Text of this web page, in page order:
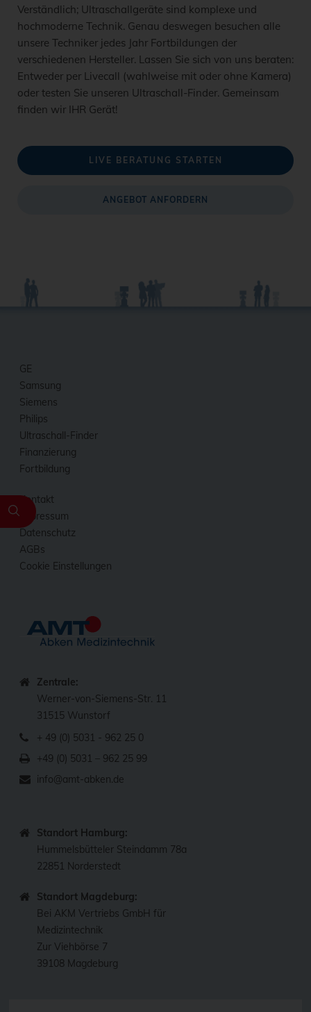
Verständlich; Ultraschallgeräte sind komplexe und
hochmoderne Technik. Genau deswegen besuchen alle
unsere Techniker jedes Jahr Fortbildungen der
verschiedenen Hersteller. Lassen Sie sich von uns beraten:
Entweder per Livecall (wahlweise mit oder ohne Kamera)
oder testen Sie unseren Ultraschall-Finder. Gemeinsam
finden wir IHR Gerät!
LIVE BERATUNG STARTEN
ANGEBOT ANFORDERN
GE
Samsung
Siemens
Philips
Ultraschall-Finder
Finanzierung
Fortbildung
Kontakt
Impressum
Datenschutz
AGBs
Cookie Einstellungen
Zentrale:
Werner-von-Siemens-Str. 11
31515 Wunstorf
+ 49 (0) 5031 - 962 25 0
+49 (0) 5031 – 962 25 99
info@amt-abken.de
Standort Hamburg:
Hummelsbütteler Steindamm 78a
22851 Norderstedt
Standort Magdeburg:
Bei AKM Vertriebs GmbH für
Medizintechnik
Zur Viehbörse 7
39108 Magdeburg